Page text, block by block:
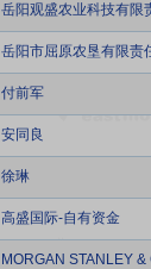
岳阳观盛农业科技有限
岳阳市屈原农垦有限责
付前军
安同良
徐琳
高盛国际-自有资金
MORGAN STANLEY